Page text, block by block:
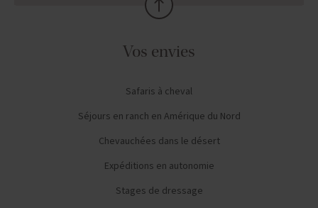
Vos envies
Safaris à cheval
Séjours en ranch en Amérique du Nord
Chevauchées dans le désert
Expéditions en autonomie
Stages de dressage